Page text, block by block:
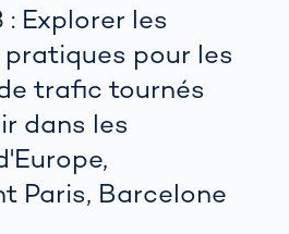
: Explorer les
pour les
trafic tournés
dans les
Paris, Barcelone